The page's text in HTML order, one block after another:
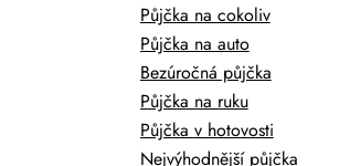
Půjčka na cokoliv
Půjčka na auto
Bezúročná půjčka
Půjčka na ruku
Půjčka v hotovosti
Nejvýhodnější půjčka